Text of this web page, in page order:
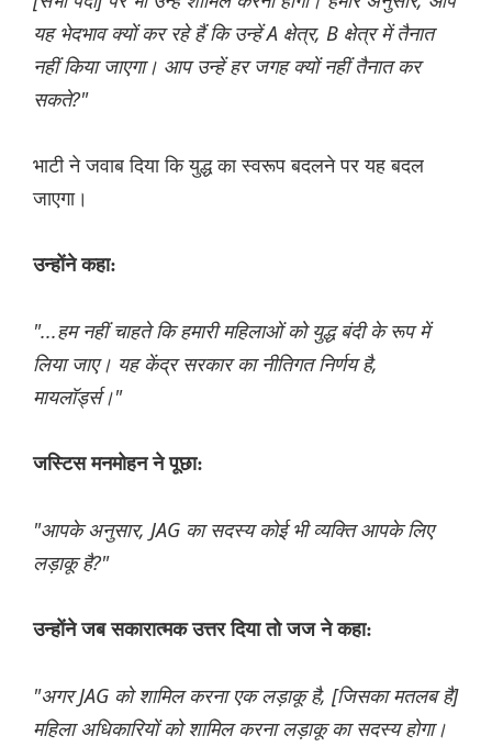
यह भेदभाव क्यों कर रहे हैं कि उन्हें A क्षेत्र, B क्षेत्र में तैनात
नहीं किया जाएगा। आप उन्हें हर जगह क्यों नहीं तैनात कर
सकते?"
भाटी ने जवाब दिया कि युद्ध का स्वरूप बदलने पर यह बदल
जाएगा।
उन्होंने कहा:
"...हम नहीं चाहते कि हमारी महिलाओं को युद्ध बंदी के रूप में
लिया जाए। यह केंद्र सरकार का नीतिगत निर्णय है,
मायलॉर्ड्स।"
जस्टिस मनमोहन ने पूछा:
"आपके अनुसार, JAG का सदस्य कोई भी व्यक्ति आपके लिए
लड़ाकू है?"
उन्होंने जब सकारात्मक उत्तर दिया तो जज ने कहा:
"अगर JAG को शामिल करना एक लड़ाकू है, [जिसका मतलब है]
महिला अधिकारियों को शामिल करना लड़ाकू का सदस्य होगा।